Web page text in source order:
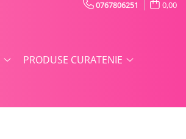
0767806251 0,00
PRODUSE CURATENIE